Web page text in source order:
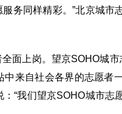
务同样精彩。”北京城
面上岗。望京SOHO城
来自社会各界的志愿者
“我们望京SOHO城市